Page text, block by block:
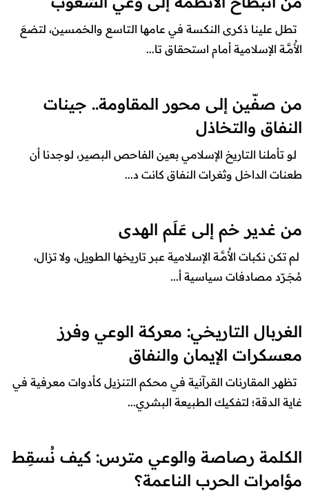
تطل علينا ذكرى النكسة في عامها التاسع والخمسين، لتضعَ
الأُمَّــة الإسلامية أمام استحقاق تا...
من صفّين إلى محور المقاومة.. جينات
النفاق والتخاذل
لو تأملنا التاريخ الإسلامي بعين الفاحص البصير، لوجدنا أن
طعنات الداخل وثغرات النفاق كانت د...
من غدير خم إلى عَلَم الهدى
​لم تكن نكبات الأُمَّــة الإسلامية عبر تاريخها الطويل، ولا تزال،
مُجَـرّد مصادفات سياسية أ...
الغربال التاريخي: معركة الوعي وفرز
معسكرات الإيمان والنفاق
تظهر المقارنات القرآنية في محكم التنزيل كأدوات معرفية في
غاية الدقة؛ لتفكيك الطبيعة البشري...
الكلمة رصاصة والوعي مترس: كيف نُسقِط
مؤامرات الحرب الناعمة؟